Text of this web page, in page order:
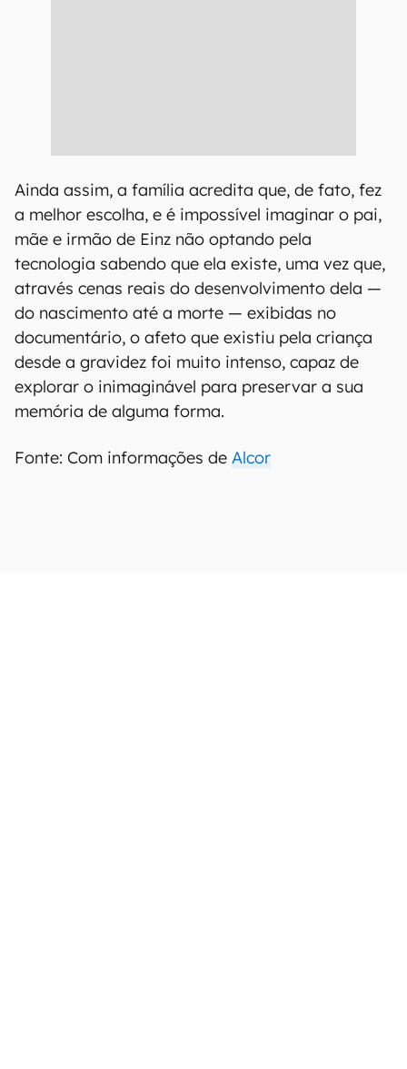
Ainda assim, a família acredita que, de fato, fez
a melhor escolha, e é impossível imaginar o pai,
mãe e irmão de Einz não optando pela
tecnologia sabendo que ela existe, uma vez que,
através cenas reais do desenvolvimento dela —
do nascimento até a morte — exibidas no
documentário, o afeto que existiu pela criança
desde a gravidez foi muito intenso, capaz de
explorar o inimaginável para preservar a sua
memória de alguma forma.
Fonte: Com informações de Alcor